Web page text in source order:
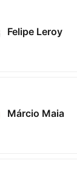
Felipe Leroy
Márcio Maia